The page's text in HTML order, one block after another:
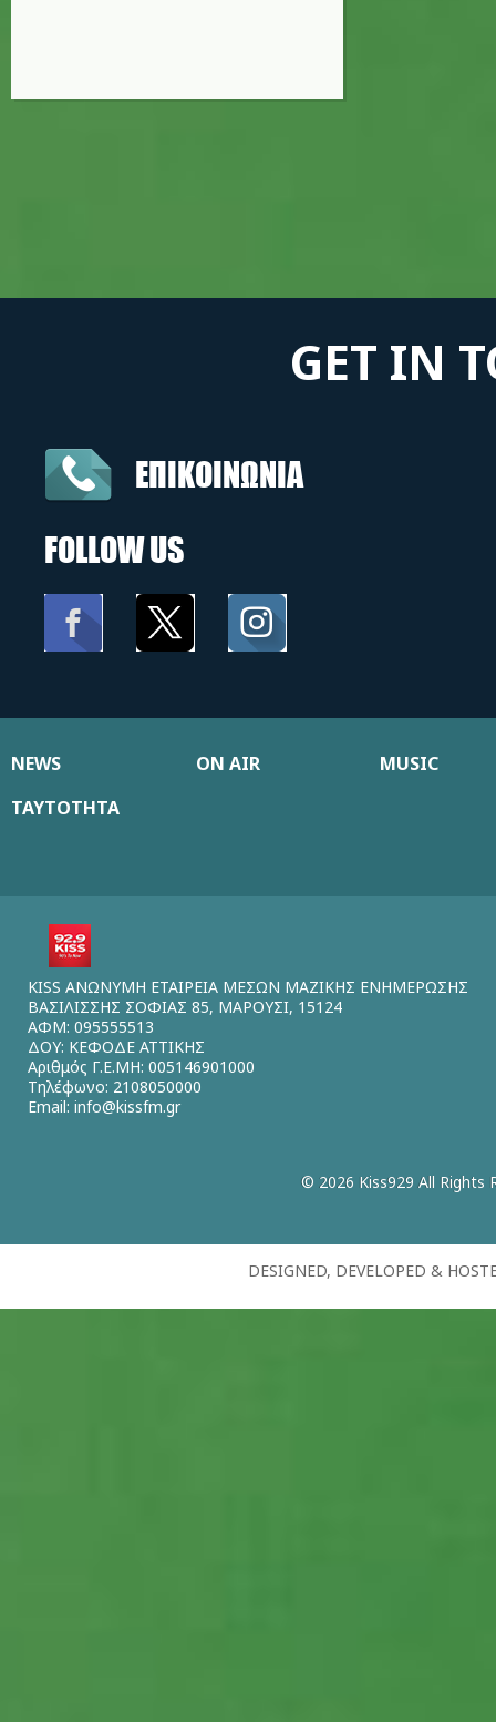
GET IN
ΕΠΙΚΟΙΝΩΝΙΑ
FOLLOW US
NEWS ON AIR
MUSIC
ΤΑΥΤΟΤΗΤΑ
KISS ΑΝΩΝΥΜΗ ΕΤΑΙΡΕΙΑ ΜΕΣΩΝ ΜΑΖΙΚΗΣ ΕΝΗΜΕΡΩΣΗΣ
ΒΑΣΙΛΙΣΣΗΣ ΣΟΦΙΑΣ 85, ΜΑΡΟΥΣΙ, 15124
ΑΦΜ: 095555513
ΔΟΥ: ΚΕΦΟΔΕ ΑΤΤΙΚΗΣ
Αριθμός Γ.Ε.ΜΗ: 005146901000
Τηλέφωνο: 2108050000
Email: info@kissfm.gr
© 2026 Kiss929 All Rights
DESIGNED, DEVELOPED &